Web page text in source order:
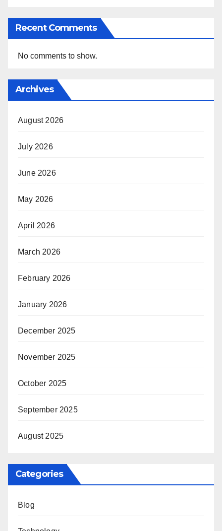
Recent Comments
No comments to show.
Archives
August 2026
July 2026
June 2026
May 2026
April 2026
March 2026
February 2026
January 2026
December 2025
November 2025
October 2025
September 2025
August 2025
Categories
Blog